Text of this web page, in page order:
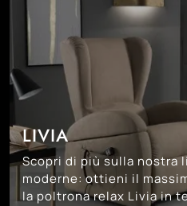
LIVIA
Scopri di più sulla nostra
moderne: ottieni il
la poltrona relax Livia in